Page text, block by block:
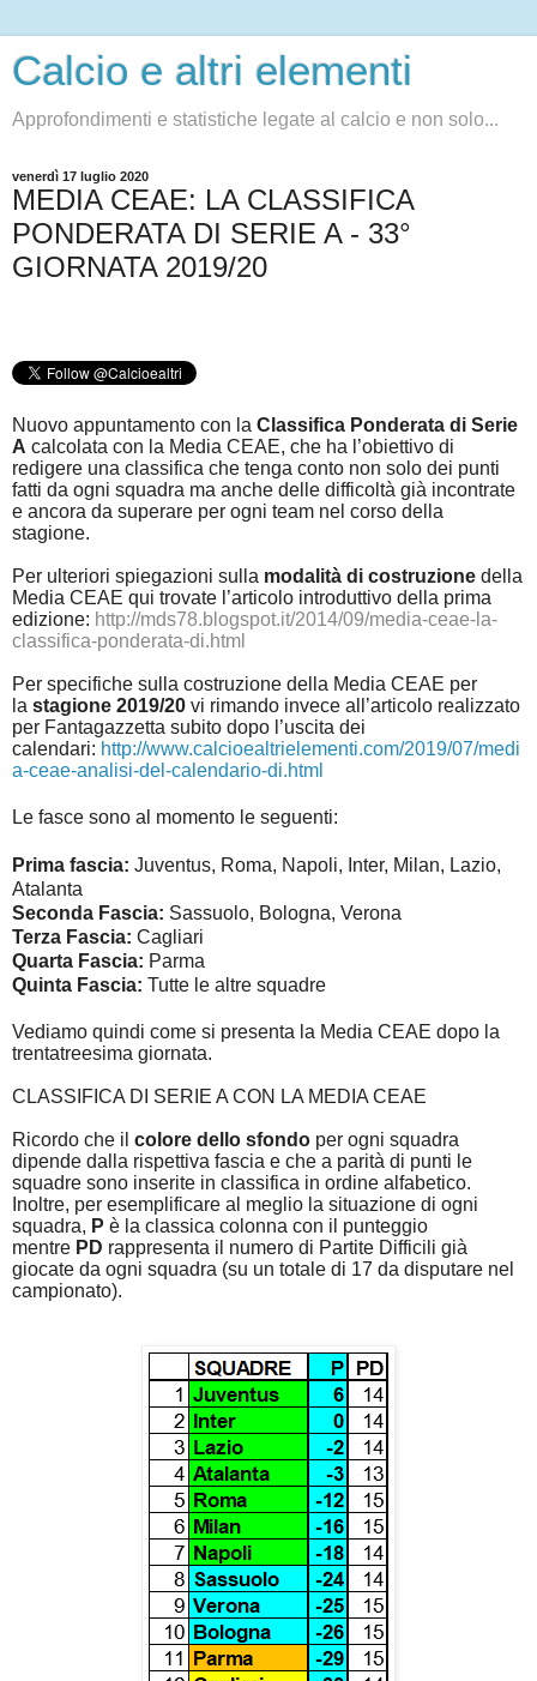
Calcio e altri elementi
Approfondimenti e statistiche legate al calcio e non solo...
venerdì 17 luglio 2020
MEDIA CEAE: LA CLASSIFICA
PONDERATA DI SERIE A - 33°
GIORNATA 2019/20
Nuovo appuntamento con la Classifica Ponderata di Serie
A calcolata con la Media CEAE, che ha l’obiettivo di
redigere una classifica che tenga conto non solo dei punti
fatti da ogni squadra ma anche delle difficoltà già incontrate
e ancora da superare per ogni team nel corso della
stagione.
Per ulteriori spiegazioni sulla modalità di costruzione della
Media CEAE qui trovate l’articolo introduttivo della prima
edizione: http://mds78.blogspot.it/2014/09/media-ceae-la-
classifica-ponderata-di.html
Per specifiche sulla costruzione della Media CEAE per
la stagione 2019/20 vi rimando invece all’articolo realizzato
per Fantagazzetta subito dopo l’uscita dei
calendari: http://www.calcioealtrielementi.com/2019/07/medi
a-ceae-analisi-del-calendario-di.html
Le fasce sono al momento le seguenti:
Prima fascia: Juventus, Roma, Napoli, Inter, Milan, Lazio,
Atalanta
Seconda Fascia: Sassuolo, Bologna, Verona
Terza Fascia: Cagliari
Quarta Fascia: Parma
Quinta Fascia: Tutte le altre squadre
Vediamo quindi come si presenta la Media CEAE dopo la
trentatreesima giornata.
CLASSIFICA DI SERIE A CON LA MEDIA CEAE
Ricordo che il colore dello sfondo per ogni squadra
dipende dalla rispettiva fascia e che a parità di punti le
squadre sono inserite in classifica in ordine alfabetico.
Inoltre, per esemplificare al meglio la situazione di ogni
squadra, P è la classica colonna con il punteggio
mentre PD rappresenta il numero di Partite Difficili già
giocate da ogni squadra (su un totale di 17 da disputare nel
campionato).